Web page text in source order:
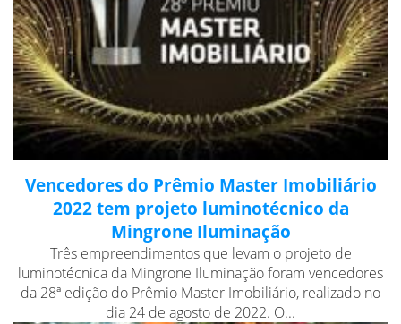
Vencedores do Prêmio Master Imobiliário
2022 tem projeto luminotécnico da
Mingrone Iluminação
Três empreendimentos que levam o projeto de
luminotécnica da Mingrone Iluminação foram vencedores
da 28ª edição do Prêmio Master Imobiliário, realizado no
dia 24 de agosto de 2022. O...